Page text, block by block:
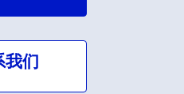
我们